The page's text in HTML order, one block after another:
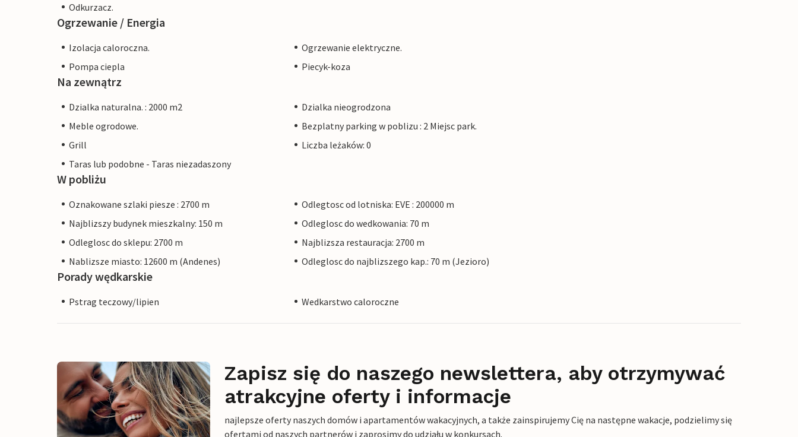
Odkurzacz.
Ogrzewanie / Energia
Izolacja caloroczna.
Ogrzewanie elektryczne.
Pompa ciepla
Piecyk-koza
Na zewnątrz
Dzialka naturalna. : 2000 m2
Dzialka nieogrodzona
Meble ogrodowe.
Bezplatny parking w poblizu : 2 Miejsc park.
Grill
Liczba leżaków: 0
Taras lub podobne - Taras niezadaszony
W pobliżu
Oznakowane szlaki piesze : 2700 m
Odlegtosc od lotniska: EVE : 200000 m
Najblizszy budynek mieszkalny: 150 m
Odleglosc do wedkowania: 70 m
Odleglosc do sklepu: 2700 m
Najblizsza restauracja: 2700 m
Nablizsze miasto: 12600 m (Andenes)
Odleglosc do najblizszego kap.: 70 m (Jezioro)
Porady wędkarskie
Pstrag teczowy/lipien Wedkarstwo caloroczne
Zapisz się do naszego newslettera, aby otrzymywać
atrakcyjne oferty i informacje
najlepsze oferty naszych domów i apartamentów wakacyjnych, a także zainspirujemy Cię na następne wakacje, podzielimy się
ofertami od naszych partnerów i zaprosimy do udziału w konkursach.